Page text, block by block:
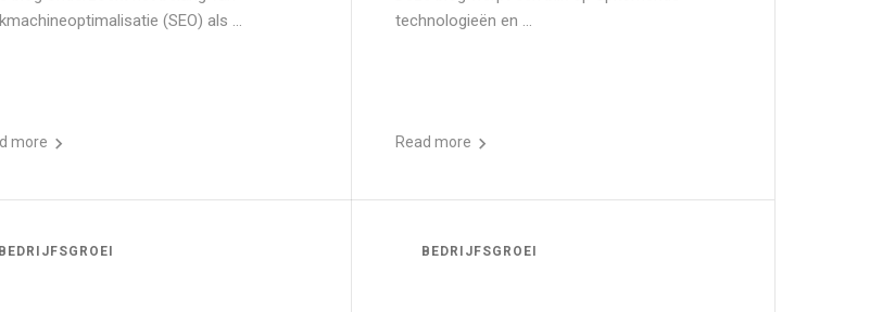
(SEO) als ...
more
technologieën en ...
Read more
BEDRIJFSGROEI BEDRIJFSGROEI